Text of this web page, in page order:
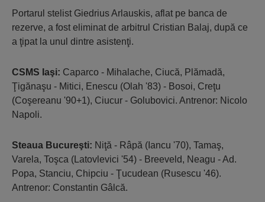
Portarul stelist Giedrius Arlauskis, aflat pe banca de
rezerve, a fost eliminat de arbitrul Cristian Balaj, după ce
a ţipat la unul dintre asistenţi.
CSMS Iaşi: Caparco - Mihalache, Ciucă, Plămadă,
Ţigănaşu - Mitici, Enescu (Olah '83) - Bosoi, Creţu
(Coşereanu '90+1), Ciucur - Golubovici. Antrenor: Nicolo
Napoli.
Steaua Bucureşti: Niţă - Râpă (Iancu '70), Tamaş,
Varela, Toşca (Latovlevici '54) - Breeveld, Neagu - Ad.
Popa, Stanciu, Chipciu - Ţucudean (Rusescu '46).
Antrenor: Constantin Gâlcă.